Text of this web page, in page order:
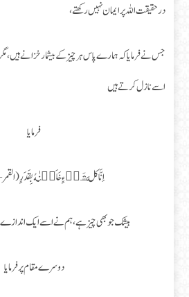
درحقیقت اللہ پر ایمان نہیں رکھتے،
جس نے فرمایا کہ ہمارے پاس ہر چیز کے بیشمار خزانے
اسے نازل کرتے ہیں
فرمایا
اِنَّا كُلَّ شَىۡءٍ خَلَقۡنٰهُ بِقَدَرٍ (القمر –
بیشک جو بھی چیز ہے، ہم نے اسے ایک
دوسرے مقام پر فرمایا